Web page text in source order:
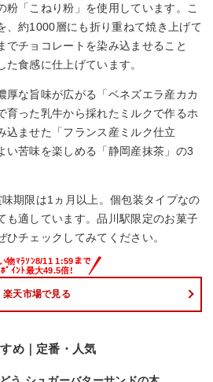
粉「こねり粉」を使用しています。こ
、約1000層にも折り重ねて焼き上げて
でチョコレートを染み込ませること
食感に仕上げています。
厚な旨味が広がる「ベネズエラ産カカ
育った乳牛から採れたミルクで作るホ
込ませた「フランス産ミルク仕立
い苦味を楽しめる「静岡産抹茶」の3
期限は1ヵ月以上。個包装タイプなの
も適しています。品川駅限定のお菓子
チェックしてみてください。
楽天市場で見る
め｜定番・人気